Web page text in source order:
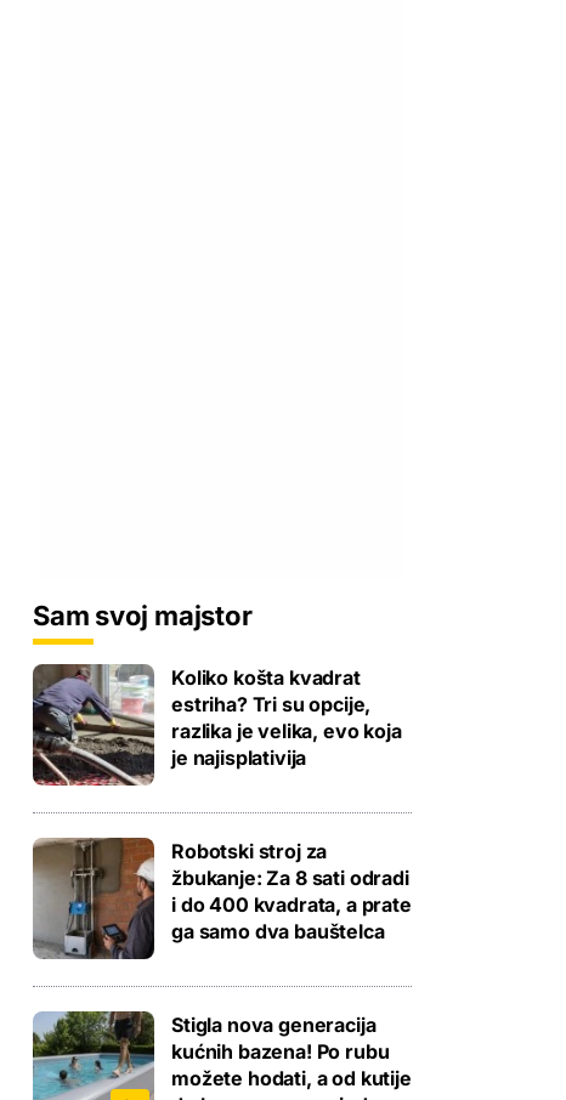
Sam svoj majstor
Koliko košta kvadrat
estriha? Tri su opcije,
razlika je velika, evo koja
je najisplativija
Robotski stroj za
žbukanje: Za 8 sati odradi
i do 400 kvadrata, a prate
ga samo dva bauštelca
Stigla nova generacija
kućnih bazena! Po rubu
možete hodati, a od kutije